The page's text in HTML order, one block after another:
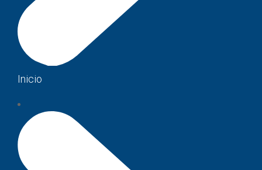
Inicio